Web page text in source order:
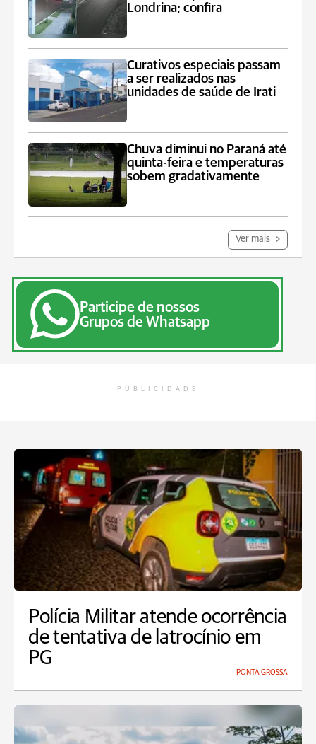
Londrina; confira
Curativos especiais passam
a ser realizados nas
unidades de saúde de Irati
Chuva diminui no Paraná até
quinta-feira e temperaturas
sobem gradativamente
Ver mais
Participe de nossos
Grupos de Whatsapp
PUBLICIDADE
Polícia Militar atende ocorrência
de tentativa de latrocínio em
PG
PONTA GROSSA